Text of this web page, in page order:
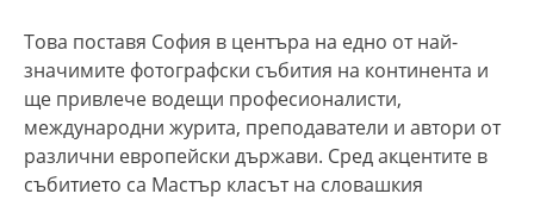
Това поставя София в центъра на едно от най-
значимите фотографски събития на континента и
ще привлече водещи професионалисти,
международни журита, преподаватели и автори от
различни европейски държави. Сред акцентите в
събитието са Мастър класът на словашкия